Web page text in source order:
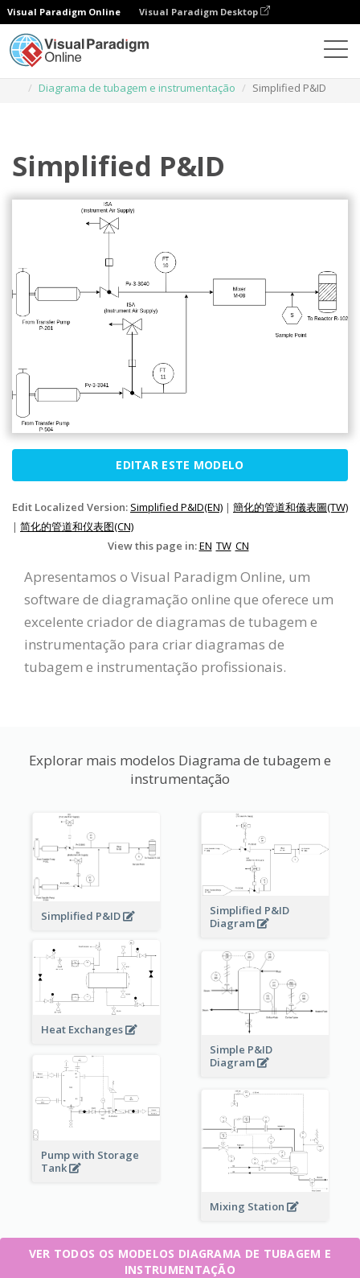
Visual Paradigm Online Visual Paradigm Desktop
Diagrama de tubagem e instrumentação
Simplified P&ID
Simplified P&ID
EDITAR ESTE MODELO
Edit Localized Version: Simplified P&ID(EN) | 簡化的管道和儀表圖(TW)
| 简化的管道和仪表图(CN)
View this page in:EN TW CN
Apresentamos o Visual Paradigm Online, um
software de diagramação online que oferece um
excelente criador de diagramas de tubagem e
instrumentação para criar diagramas de
tubagem e instrumentação profissionais.
Explorar mais modelos Diagrama de tubagem e
instrumentação
Simplified P&ID
Simplified P&ID
Diagram
Heat Exchanges
Simple P&ID
Diagram
Pump with Storage
Tank
Mixing Station
VER TODOS OS MODELOS DIAGRAMA DE TUBAGEM E
INSTRUMENTAÇÃO